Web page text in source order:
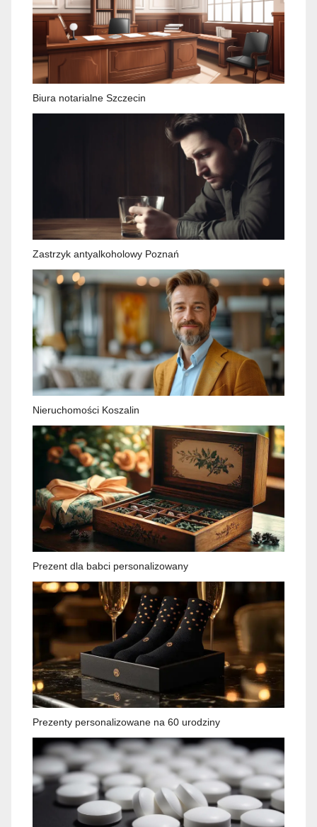
Biura notarialne Szczecin
Zastrzyk antyalkoholowy Poznań
Nieruchomości Koszalin
Prezent dla babci personalizowany
Prezenty personalizowane na 60 urodziny